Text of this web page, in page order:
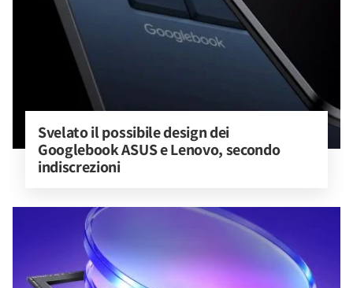
Svelato il possibile design dei
Googlebook ASUS e Lenovo, secondo
indiscrezioni